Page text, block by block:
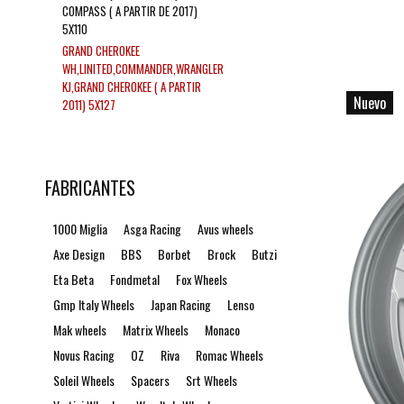
Nuevo
COMPASS ( A PARTIR DE 2017)
5X110
GRAND CHEROKEE
WH,LINITED,COMMANDER,WRANGLER
KJ,GRAND CHEROKEE ( A PARTIR
2011) 5X127
FABRICANTES
1000 Miglia Asga Racing
Avus wheels
Axe Design
BBS Borbet Brock
Butzi
Eta Beta
Fondmetal
Fox Wheels
Gmp Italy Wheels
Japan Racing
Lenso
Mak wheels
Matrix Wheels
Monaco
Novus Racing
OZ Riva
Romac Wheels
Soleil Wheels
Spacers
Srt Wheels